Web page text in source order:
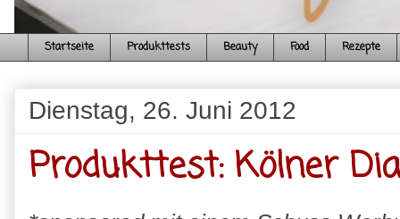
Startseite Produkttests Beauty Food Rezepte
Dienstag, 26. Juni 2012
Produkttest: Kölner